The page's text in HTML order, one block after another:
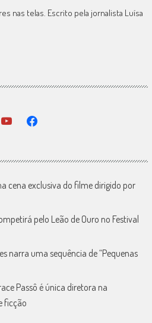
nas telas. Escrito pela jornalista Luísa
cena exclusiva do filme dirigido por
pelo Leão de Ouro no Festival
narra uma sequência de “Pequenas
Passô é única diretora na
ficção